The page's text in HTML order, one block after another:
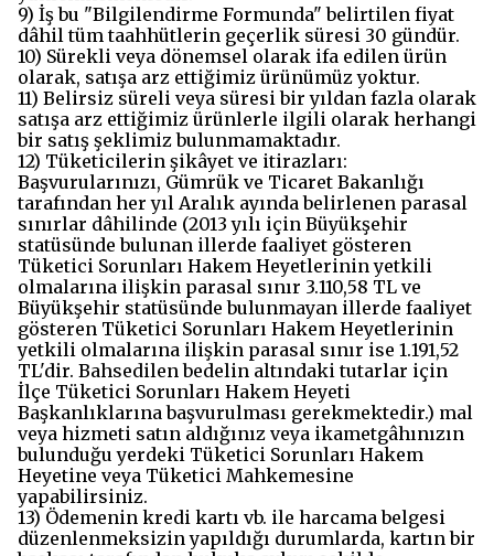
9) İş bu "Bilgilendirme Formunda" belirtilen fiyat
dâhil tüm taahhütlerin geçerlik süresi 30 gündür.
10) Sürekli veya dönemsel olarak ifa edilen ürün
olarak, satışa arz ettiğimiz ürünümüz yoktur.
11) Belirsiz süreli veya süresi bir yıldan fazla olarak
satışa arz ettiğimiz ürünlerle ilgili olarak herhangi
bir satış şeklimiz bulunmamaktadır.
12) Tüketicilerin şikâyet ve itirazları:
Başvurularınızı, Gümrük ve Ticaret Bakanlığı
tarafından her yıl Aralık ayında belirlenen parasal
sınırlar dâhilinde (2013 yılı için Büyükşehir
statüsünde bulunan illerde faaliyet gösteren
Tüketici Sorunları Hakem Heyetlerinin yetkili
olmalarına ilişkin parasal sınır 3.110,58 TL ve
Büyükşehir statüsünde bulunmayan illerde faaliyet
gösteren Tüketici Sorunları Hakem Heyetlerinin
yetkili olmalarına ilişkin parasal sınır ise 1.191,52
TL'dir. Bahsedilen bedelin altındaki tutarlar için
İlçe Tüketici Sorunları Hakem Heyeti
Başkanlıklarına başvurulması gerekmektedir.) mal
veya hizmeti satın aldığınız veya ikametgâhınızın
bulunduğu yerdeki Tüketici Sorunları Hakem
Heyetine veya Tüketici Mahkemesine
yapabilirsiniz.
13) Ödemenin kredi kartı vb. ile harcama belgesi
düzenlenmeksizin yapıldığı durumlarda, kartın bir